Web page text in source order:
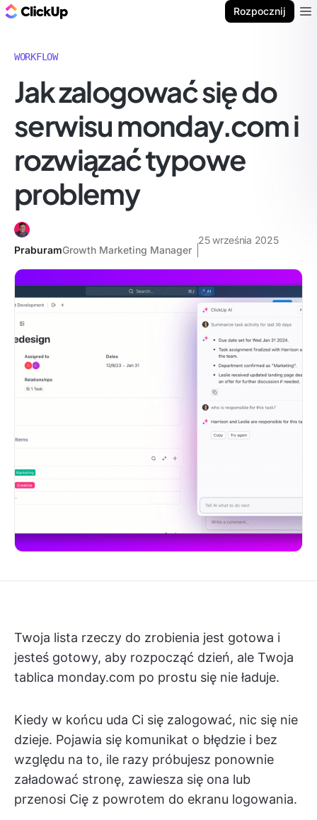
Rozpocznij
WORKFLOW
Jak zalogować się do
serwisu monday.com i
rozwiązać typowe
problemy
PraburamGrowth Marketing Manager
25 września 2025
Twoja lista rzeczy do zrobienia jest gotowa i
jesteś gotowy, aby rozpocząć dzień, ale Twoja
tablica monday.com po prostu się nie ładuje.
Kiedy w końcu uda Ci się zalogować, nic się nie
dzieje. Pojawia się komunikat o błędzie i bez
względu na to, ile razy próbujesz ponownie
załadować stronę, zawiesza się ona lub
przenosi Cię z powrotem do ekranu logowania.